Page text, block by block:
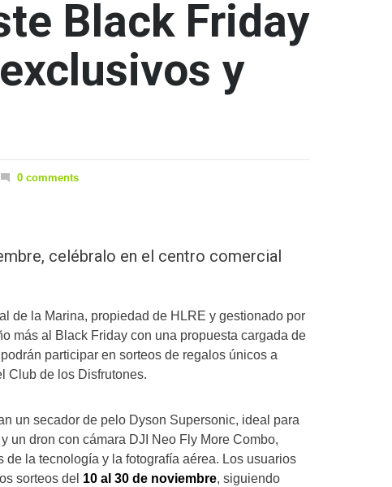
Black Friday
y
0 comments
celébralo en el centro comercial
de la Marina, propiedad de HLRE y gestionado por
más al Black Friday con una propuesta cargada de
participar en sorteos de regalos únicos a
Club de los Disfrutones.
un secador de pelo Dyson Supersonic, ideal para
un dron con cámara DJI Neo Fly More Combo,
de la tecnología y la fotografía aérea. Los usuarios
sorteos del 10 al 30 de noviembre, siguiendo